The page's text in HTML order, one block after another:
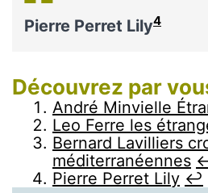
Pierre Perret Lily4
Découvrez par
André Minvielle
Leo Ferre les
Bernard Lavilliers
méditerranéennes
Pierre Perret Lily ↩︎